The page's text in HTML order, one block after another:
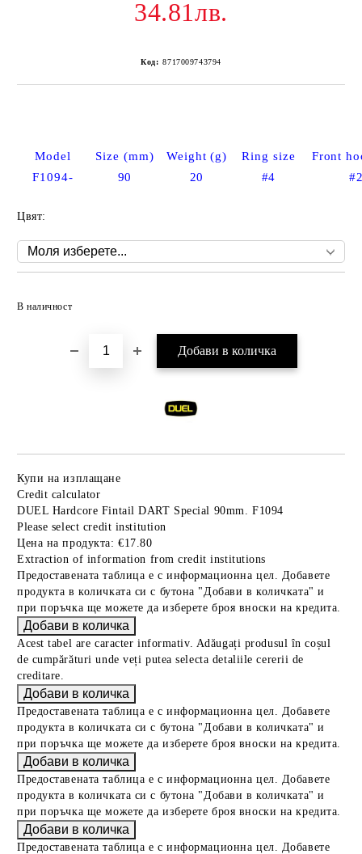
34.81лв.
Код: 8717009743794
Model Size (mm) Weight (g) Ring size
Front
F1094-
90 20 #4
Цвят:
В наличност
Купи на изплащане
Credit calculator
DUEL Hardcore Fintail DART Special 90mm. F1094
Please select credit institution
Цена на продукта: €17.80
Extraction of information from credit institutions
Предоставената таблица е с информационна цел. Добавете
продукта в количката си с бутона "Добави в количката" и
при поръчка ще можете да изберете броя вноски на кредита.
Acest tabel are caracter informativ. Adăugați produsul în coșul
de cumpărături unde veți putea selecta detaliile cererii de
creditare.
Предоставената таблица е с информационна цел. Добавете
продукта в количката си с бутона "Добави в количката" и
при поръчка ще можете да изберете броя вноски на кредита.
Предоставената таблица е с информационна цел. Добавете
продукта в количката си с бутона "Добави в количката" и
при поръчка ще можете да изберете броя вноски на кредита.
Предоставената таблица е с информационна цел. Добавете